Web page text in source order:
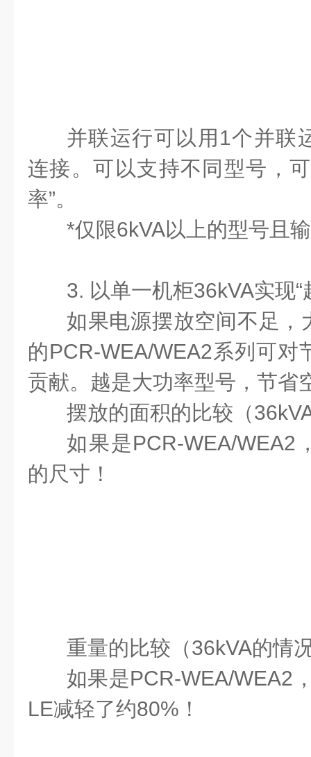
并联运行可以用1个并联
连接。可以支持不同型号，
率”。
*仅限6kVA以上的型号且
3. 以单一机柜36kVA实现“
如果电源摆放空间不足，
的PCR-WEA/WEA2系列可对
贡献。越是大功率型号，节省
摆放的面积的比较（
如果是PCR-WEA/WEA2
的尺寸！
重量的比较（36kVA的情
如果是PCR-WEA/WEA2
LE减轻了约80%！